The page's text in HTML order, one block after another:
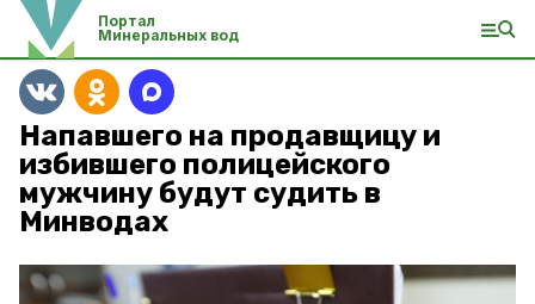
Портал
Минеральных вод
Напавшего на продавщицу и
избившего полицейского
мужчину будут судить в
Минводах